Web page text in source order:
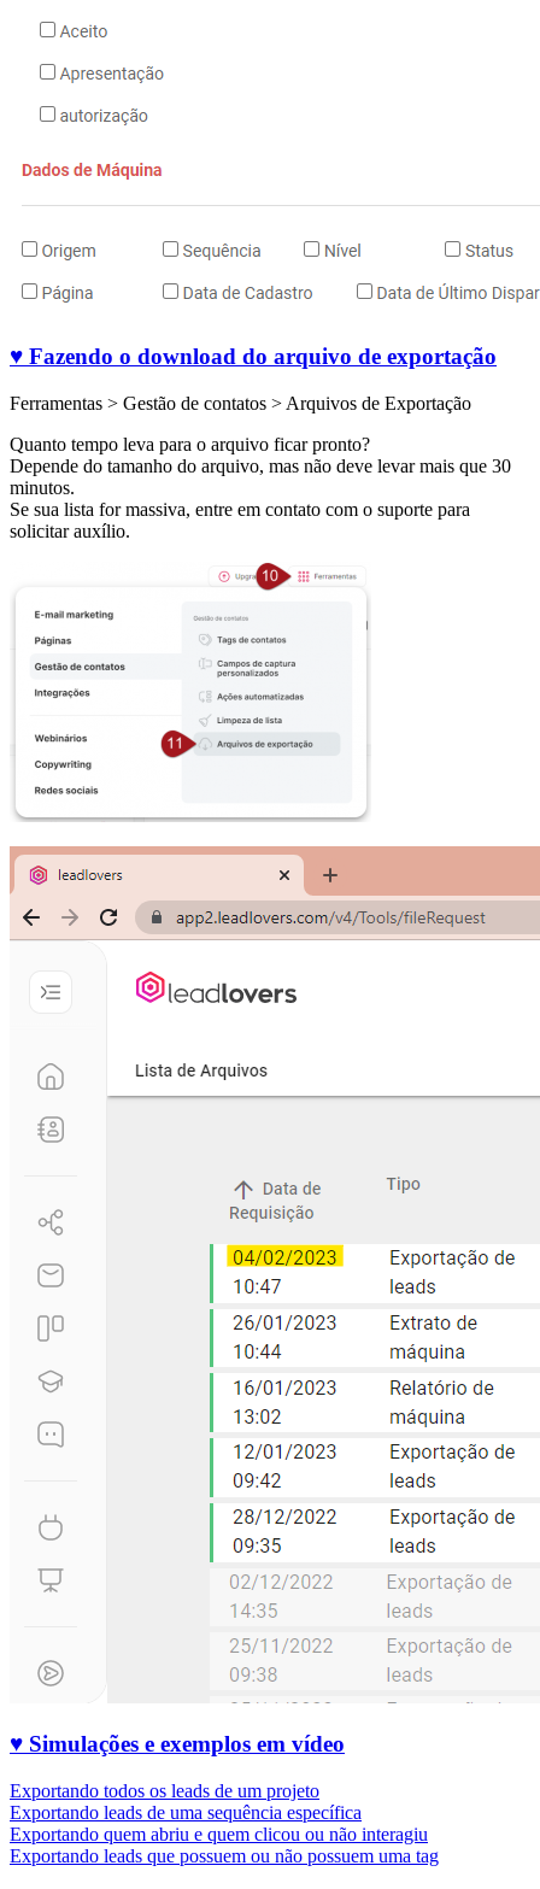
♥ Fazendo o download do arquivo de exportação
Ferramentas > Gestão de contatos > Arquivos de Exportação
Quanto tempo leva para o arquivo ficar pronto?
Depende do tamanho do arquivo, mas não deve levar mais que 30
minutos.
Se sua lista for massiva, entre em contato com o suporte para
solicitar auxílio.
♥ Simulações e exemplos em vídeo
Exportando todos os leads de um projeto
Exportando leads de uma sequência específica
Exportando quem abriu e quem clicou ou não interagiu
Exportando leads que possuem ou não possuem uma tag